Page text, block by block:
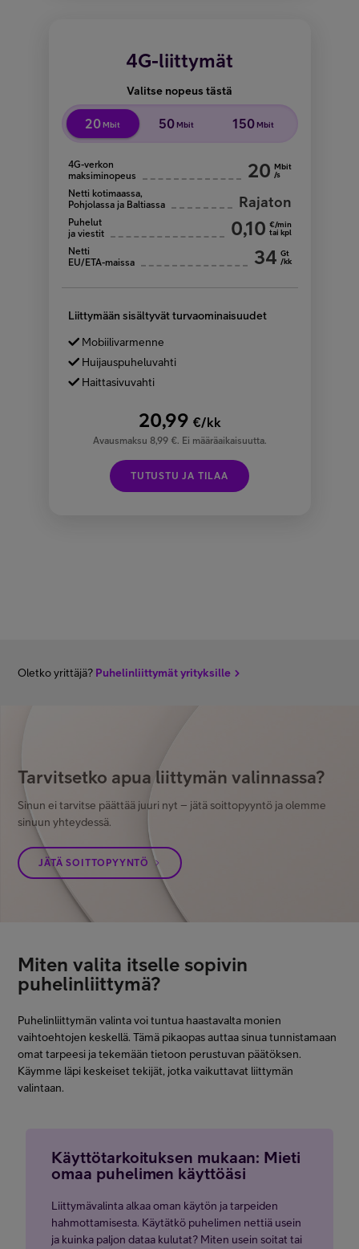
4G-liittymät
Valitse nopeus tästä
20Mbit 50Mbit 150Mbit
4G-verkon
maksiminopeus
20 Mbit
/s
Netti kotimaassa,
Pohjolassa ja Baltiassa
Rajaton
Puhelut
ja viestit
0,10 €/min
tai kpl
Netti
EU/ETA-maissa
34 Gt
/kk
Liittymään sisältyvät turvaominaisuudet
Mobiilivarmenne
Huijauspuheluvahti
Haittasivuvahti
20,99 €/kk
Avausmaksu 8,99 €. Ei määräaikaisuutta.
TUTUSTU JA TILAA
Oletko yrittäjä? Puhelinliittymät yrityksille
Tarvitsetko apua liittymän valinnassa?
Sinun ei tarvitse päättää juuri nyt – jätä soittopyyntö ja olemme
sinuun yhteydessä.
JÄTÄ SOITTOPYYNTÖ
Miten valita itselle sopivin
puhelinliittymä?
Puhelinliittymän valinta voi tuntua haastavalta monien
vaihtoehtojen keskellä. Tämä pikaopas auttaa sinua tunnistamaan
omat tarpeesi ja tekemään tietoon perustuvan päätöksen.
Käymme läpi keskeiset tekijät, jotka vaikuttavat liittymän
valintaan.
Käyttötarkoituksen mukaan: Mieti
omaa puhelimen käyttöäsi
Liittymävalinta alkaa oman käytön ja tarpeiden
hahmottamisesta. Käytätkö puhelimen nettiä usein
ja kuinka paljon dataa kulutat? Miten usein soitat tai